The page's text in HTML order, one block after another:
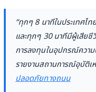
“ทุกๆ 8 นาทีในประเทศไ
และทุกๆ 30 นาทีมีผู้เสีย
การลงทุนในอุปกรณ์ควา
รายงานสถานการณ์อุบัติ
ปลอดภัยทางถนน